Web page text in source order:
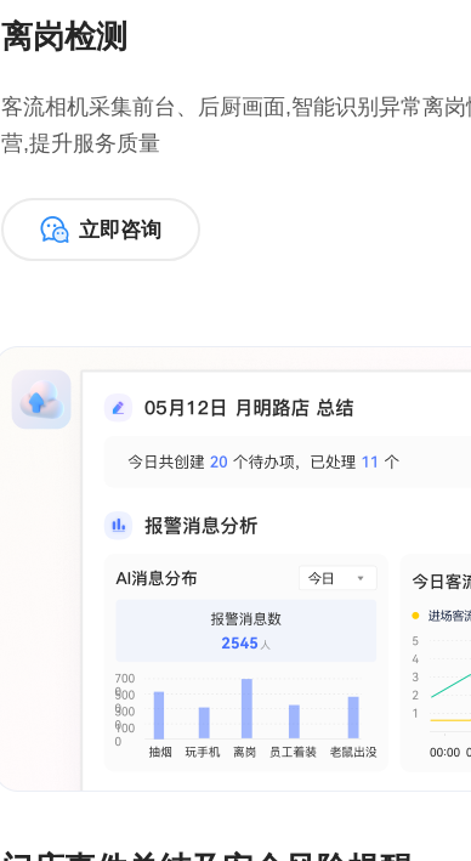
离岗检测
客流相机采集前台、后厨画面,智能识别异常离
营,提升服务质量
立即咨询